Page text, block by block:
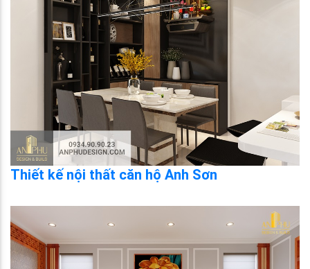
Thiết kế nội thất căn hộ Anh Sơn